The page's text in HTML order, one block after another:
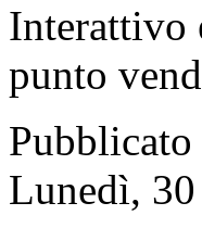
Interattivo
punto
Lunedì,